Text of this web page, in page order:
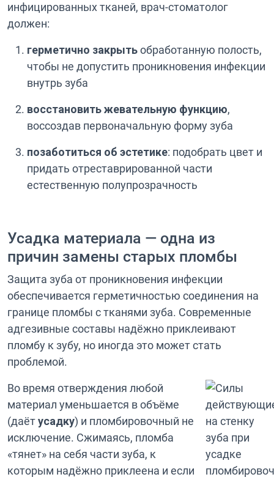
инфицированных тканей, врач-стоматолог
должен:
герметично закрытьобработанную полость,
чтобы не допустить проникновения инфекции
внутрь зуба
восстановить жевательную функцию,
воссоздав первоначальную форму зуба
позаботиться об эстетике: подобрать цвет и
придать отреставрированной части
естественную полупрозрачность
Усадка материала — одна из
причин замены старых пломбы
Защита зуба от проникновения инфекции
обеспечивается герметичностью соединения на
границе пломбы с тканями зуба. Современные
адгезивные составы надёжно приклеивают
пломбу к зубу, но иногда это может стать
проблемой.
Во время отверждения любой
материал уменьшается в объёме
(даётусадку) и пломбировочный не
исключение. Сжимаясь, пломба
«тянет» на себя части зуба, к
которым надёжно приклеена и если